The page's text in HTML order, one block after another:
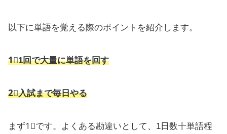
以下に単語を覚える際のポイントを紹介します。
1⃣1回で大量に単語を回す
2⃣入試まで毎日やる
まず1⃣です。よくある勘違いとして、1日数十単語程